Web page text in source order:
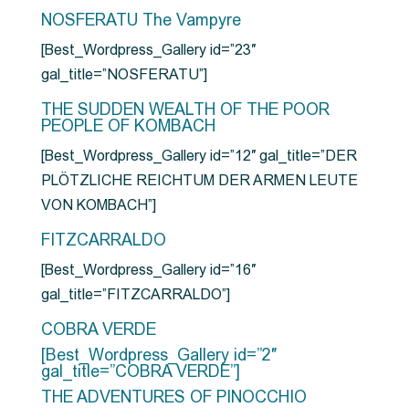
NOSFERATU The Vampyre
[Best_Wordpress_Gallery id=”23″
gal_title=”NOSFERATU”]
THE SUDDEN WEALTH OF THE POOR
PEOPLE OF KOMBACH
[Best_Wordpress_Gallery id=”12″ gal_title=”DER
PLÖTZLICHE REICHTUM DER ARMEN LEUTE
VON KOMBACH”]
FITZCARRALDO
[Best_Wordpress_Gallery id=”16″
gal_title=”FITZCARRALDO”]
COBRA VERDE
[Best_Wordpress_Gallery id=”2″
gal_title=”COBRA VERDE”]
THE ADVENTURES OF PINOCCHIO